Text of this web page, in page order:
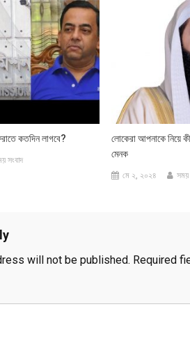
কতদিন লাগবে?
সংবাদ
লোকেরা আপনাকে নিয়ে
মেনক
মে ২, ২০২৪ সময়
will not be published. Required